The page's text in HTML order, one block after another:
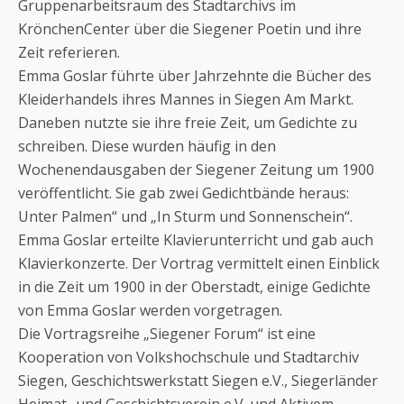
Gruppenarbeitsraum des Stadtarchivs im
KrönchenCenter über die Siegener Poetin und ihre
Zeit referieren.
Emma Goslar führte über Jahrzehnte die Bücher des
Kleiderhandels ihres Mannes in Siegen Am Markt.
Daneben nutzte sie ihre freie Zeit, um Gedichte zu
schreiben. Diese wurden häufig in den
Wochenendausgaben der Siegener Zeitung um 1900
veröffentlicht. Sie gab zwei Gedichtbände heraus:
Unter Palmen“ und „In Sturm und Sonnenschein“.
Emma Goslar erteilte Klavierunterricht und gab auch
Klavierkonzerte. Der Vortrag vermittelt einen Einblick
in die Zeit um 1900 in der Oberstadt, einige Gedichte
von Emma Goslar werden vorgetragen.
Die Vortragsreihe „Siegener Forum“ ist eine
Kooperation von Volkshochschule und Stadtarchiv
Siegen, Geschichtswerkstatt Siegen e.V., Siegerländer